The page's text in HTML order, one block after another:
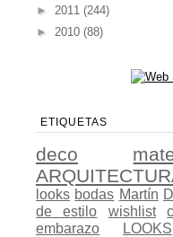
► 2011 (244)
► 2010 (88)
ETIQUETAS
deco
looks bodas Martín
de estilo
wishlist
embarazo
LOOKS